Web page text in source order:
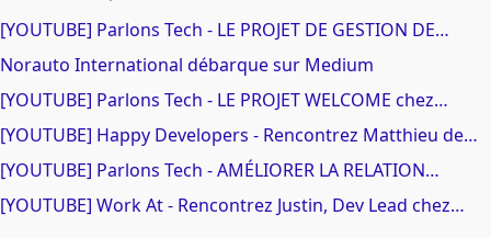
[YOUTUBE] Parlons Tech - LE PROJET DE GESTION DE…
Norauto International débarque sur Medium
[YOUTUBE] Parlons Tech - LE PROJET WELCOME chez…
[YOUTUBE] Happy Developers - Rencontrez Matthieu de…
[YOUTUBE] Parlons Tech - AMÉLIORER LA RELATION…
[YOUTUBE] Work At - Rencontrez Justin, Dev Lead chez…